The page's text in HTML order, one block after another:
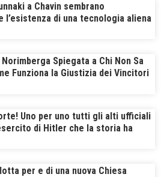
a Chavin sembrano
l’esistenza di una tecnologia aliena
Norimberga Spiegata a Chi Non Sa
Funziona la Giustizia dei Vincitori
Uno per uno tutti gli alti ufficiali
di Hitler che la storia ha
per e di una nuova Chiesa